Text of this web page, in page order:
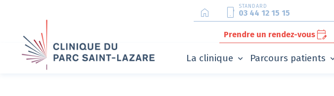
home phone_android STANDARD
03 44 12 15 15
Prendre un rendez-vousedit_calendar
La clinique Parcours patients